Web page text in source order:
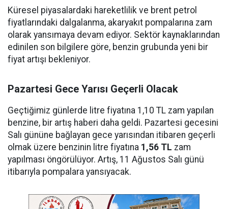
Küresel piyasalardaki hareketlilik ve brent petrol
fiyatlarındaki dalgalanma, akaryakıt pompalarına zam
olarak yansımaya devam ediyor. Sektör kaynaklarından
edinilen son bilgilere göre, benzin grubunda yeni bir
fiyat artışı bekleniyor.
Pazartesi Gece Yarısı Geçerli Olacak
Geçtiğimiz günlerde litre fiyatına 1,10 TL zam yapılan
benzine, bir artış haberi daha geldi. Pazartesi gecesini
Salı gününe bağlayan gece yarısından itibaren geçerli
olmak üzere benzinin litre fiyatına 1,56 TL zam
yapılması öngörülüyor. Artış, 11 Ağustos Salı günü
itibarıyla pompalara yansıyacak.